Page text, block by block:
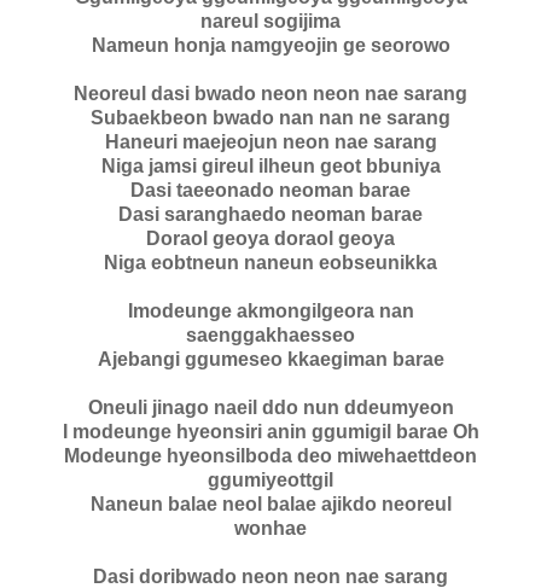
nareul sogijima
Nameun honja namgyeojin ge seorowo
Neoreul dasi bwado neon neon nae sarang
Subaekbeon bwado nan nan ne sarang
Haneuri maejeojun neon nae sarang
Niga jamsi gireul ilheun geot bbuniya
Dasi taeeonado neoman barae
Dasi saranghaedo neoman barae
Doraol geoya doraol geoya
Niga eobtneun naneun eobseunikka
Imodeunge akmongilgeora nan
saenggakhaesseo
Ajebangi ggumeseo kkaegiman barae
Oneuli jinago naeil ddo nun ddeumyeon
I modeunge hyeonsiri anin ggumigil barae Oh
Modeunge hyeonsilboda deo miwehaettdeon
ggumiyeottgil
Naneun balae neol balae ajikdo neoreul
wonhae
Dasi doribwado neon neon nae sarang